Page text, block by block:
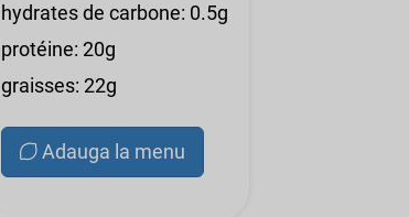
hydrates de carbone: 0.5g
protéine: 20g
graisses: 22g
Adauga la menu